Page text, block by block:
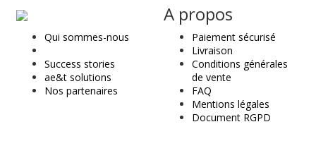
ae
&
t
Qui sommes-nous
Success stories
ae&t solutions
Nos partenaires
A propos
Paiement sécurisé
Livraison
Conditions générales
de vente
FAQ
Mentions légales
Document RGPD